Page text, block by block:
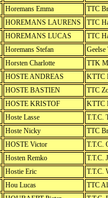
Horemans Emma
TTC
HOREMANS LAURENS
TTC
HOREMANS LUCAS
TTC
Horemans Stefan
Geelse
Horsten Charlotte
TTK
HOSTE ANDREAS
KTTC
HOSTE BASTIEN
TTC
HOSTE KRISTOF
KTTC
Hoste Lasse
T.T.C.
Hoste Nicky
TTC
HOSTE Victor
T.T.C.
Hosten Remko
T.T.C.
Hostie Eric
T.T.C.
Hou Lucas
TTC